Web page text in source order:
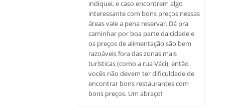
indiquei, e caso encontrem algo
interessante com bons preços nessas
áreas vale a pena reservar. Dá pra
caminhar por boa parte da cidade e
os preços de alimentação são bem
razoáveis fora das zonas mais
turísticas (como a rua Váci), então
vocês não devem ter dificuldade de
encontrar bons restaurantes com
bons preços. Um abraço!